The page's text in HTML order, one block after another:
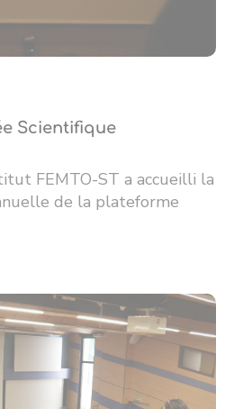
Scientifique
FEMTO-ST a accueilli la
de la plateforme